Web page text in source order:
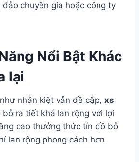
chuyên gia hoặc công ty
Nổi Bật Khác
lại
nhân kiệt vẫn đề cập, xs
bỏ ra tiết khá lan rộng với lợi
cao thưởng thức tín đồ bỏ
lan rộng phong cách hơn.